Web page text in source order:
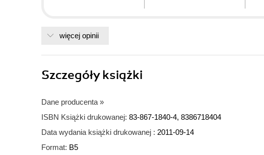
więcej opinii
Szczegółyksiążki
Dane producenta »
ISBN Książki drukowanej: 83-867-1840-4, 8386718404
Data wydania książki drukowanej : 2011-09-14
Format: B5